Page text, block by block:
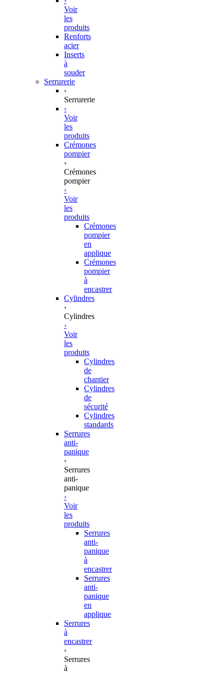
Voir
les
produits
Renforts
acier
Inserts
à
souder
Serrurerie
‹
Serrurerie
›
Voir
les
produits
Crémones
pompier
‹
Crémones
pompier
›
Voir
les
produits
Crémones
pompier
en
applique
Crémones
pompier
à
encastrer
Cylindres
‹
Cylindres
›
Voir
les
produits
Cylindres
de
chantier
Cylindres
de
sécurité
Cylindres
standards
Serrures
anti-
panique
‹
Serrures
anti-
panique
›
Voir
les
produits
Serrures
anti-
panique
à
encastrer
Serrures
anti-
panique
en
applique
Serrures
à
encastrer
‹
Serrures
à